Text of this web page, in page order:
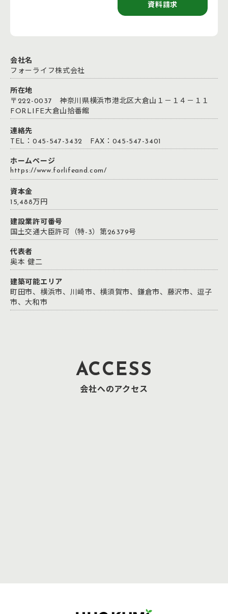
資料請求
会社名
フォーライフ株式会社
所在地
〒222-0037 神奈川県横浜市港北区大倉山１－１４－１１
FORLIFE大倉山拾番館
連絡先
TEL：045-547-3432 FAX：045-547-3401
ホームページ
https://www.forlifeand.com/
資本金
15,488万円
建設業許可番号
国土交通大臣許可（特-3）第26379号
代表者
奥本 健二
建築可能エリア
町田市、横浜市、川崎市、横須賀市、鎌倉市、藤沢市、逗子
市、大和市
ACCESS
会社へのアクセス